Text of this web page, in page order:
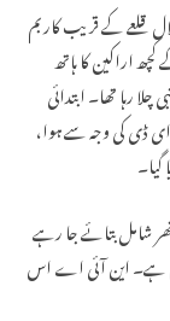
کو دہلی کے لال قلعے کے قریب کار بم
کچھ اراکین کا ہاتھ
ڈاکٹر عمر نبی چلا رہا تھا۔ ابتدائی
ڈی کی وجہ سے ہوا،
شامل بتائے جا رہے
ہے۔ این آئی اے اس